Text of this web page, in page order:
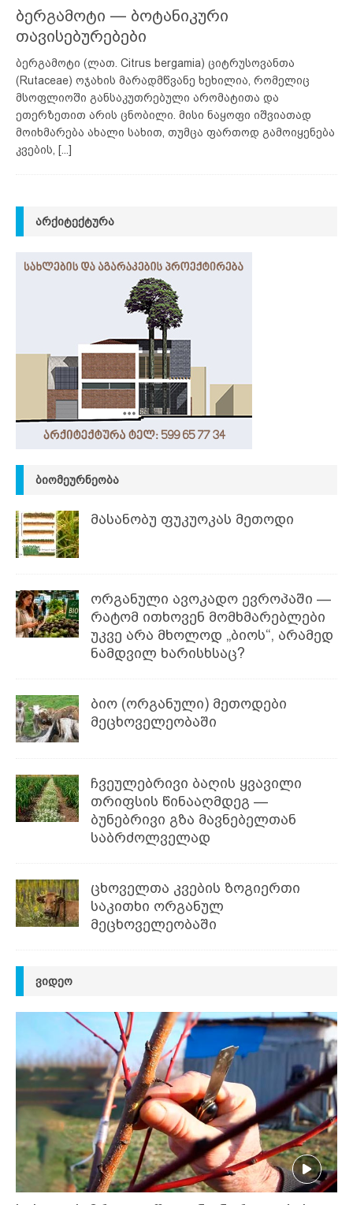
ბერგამოტი — ბოტანიკური
თავისებურებები
ბერგამოტი (ლათ. Citrus bergamia) ციტრუსოვანთა
(Rutaceae) ოჯახის მარადმწვანე ხეხილია, რომელიც
მსოფლიოში განსაკუთრებული არომატითა და
ეთერზეთით არის ცნობილი. მისი ნაყოფი იშვიათად
მოიხმარება ახალი სახით, თუმცა ფართოდ გამოიყენება
კვების,
[...]
ᲐᲠᲥᲘᲢᲔᲥᲢᲣᲠᲐ
ᲑᲘᲝᲛᲔᲣᲠᲜᲔᲝᲑᲐ
მასანობუ ფუკუოკას მეთოდი
ორგანული ავოკადო ევროპაში —
რატომ ითხოვენ მომხმარებლები
უკვე არა მხოლოდ „ბიოს“, არამედ
ნამდვილ ხარისხსაც?
ბიო (ორგანული) მეთოდები
მეცხოველეობაში
ჩვეულებრივი ბაღის ყვავილი
თრიფსის წინააღმდეგ —
ბუნებრივი გზა მავნებელთან
საბრძოლველად
ცხოველთა კვების ზოგიერთი
საკითხი ორგანულ
მეცხოველეობაში
ᲕᲘᲓᲔᲝ